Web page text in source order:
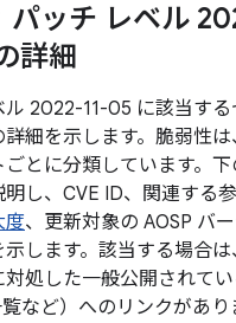
パッチ レベル
詳細
2022-11-05 に該当する
細を示します。脆弱性
とに分類しています。
し、CVE ID、関連する参
度、更新対象の AOSP バ
示します。該当する場合
処した一般公開されて
覧など）へのリンクがあ